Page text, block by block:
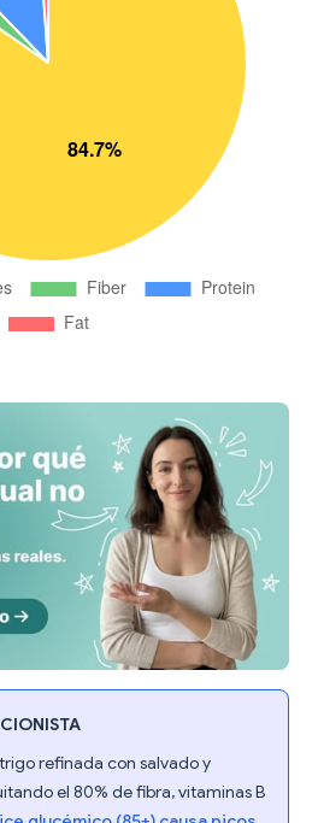
refinada con salvado y
el 80% de fibra, vitaminas B